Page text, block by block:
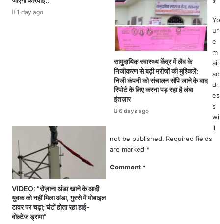
मौ
के
मौ
1 day ago
सामुदायिक स्वास्थ्य केंद्र में लैब के
निजीकरण से बढ़ी मरीजों की मुश्किलें:
निजी कंपनी को संचालन सौंपे जाने के बाद
रिपोर्ट के लिए करना पड़ रहा है लंबा
इंतज़ार
6 days ago
VIDEO: “रोज़ाना अंडा खाने के आदी
युवक को नहीं मिला अंडा, गुस्से में मोबाइल
टावर पर चढ़ा; घंटों होता रहा हाई-
वोल्टेज ड्रामा”
Yo
ur
e
m
ail
ad
dr
es
s
wi
ll
not be published. Required fields
are marked *
Comment *